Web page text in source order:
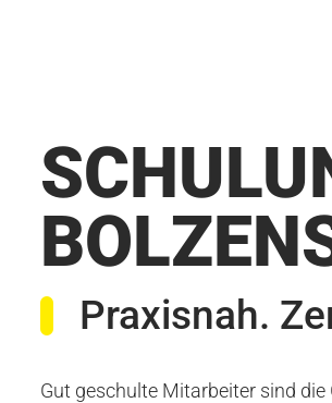
Praxisnah.
Gut geschulte Mitarbeiter sind